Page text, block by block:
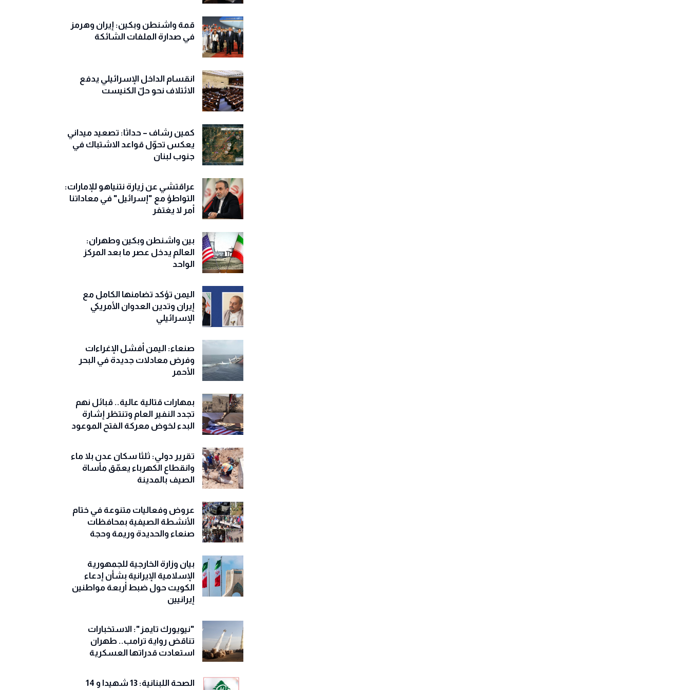
قمة واشنطن وبكين: إيران وهرمز
في صدارة الملفات الشائكة
انقسام الداخل الإسرائيلي يدفع
الائتلاف نحو حلّ الكنيست
كمين رشاف – حداثا: تصعيد ميداني
يعكس تحوّل قواعد الاشتباك في
جنوب لبنان
عراقتشي عن زيارة نتنياهو للإمارات:
التواطؤ مع "إسرائيل" في معاداتنا
أمر لا يغتفر
بين واشنطن وبكين وطهران:
العالم يدخل عصر ما بعد المركز
الواحد
اليمن تؤكد تضامنها الكامل مع
إيران وتدين العدوان الأمريكي
الإسرائيلي
صنعاء: اليمن أفشل الإغراءات
وفرض معادلات جديدة في البحر
الأحمر
بمهارات قتالية عالية.. قبائل نهم
تجدد النفير العام وتنتظر إشارة
البدء لخوض معركة الفتح الموعود
تقرير دولي: ثلثا سكان عدن بلا ماء
وانقطاع الكهرباء يعمّق مأساة
الصيف بالمدينة
عروض وفعاليات متنوعة في ختام
الأنشطة الصيفية بمحافظات
صنعاء والحديدة وريمة وحجة
‏بيان وزارة الخارجية للجمهورية
الإسلامية الإيرانية بشأن إدعاء
الكويت حول ضبط أربعة مواطنين
إيرانيين
"نيويورك تايمز": الاستخبارات
تناقض رواية ترامب.. طهران
استعادت قدراتها العسكرية
الصحة اللبنانية: 13 شهيدا و 14